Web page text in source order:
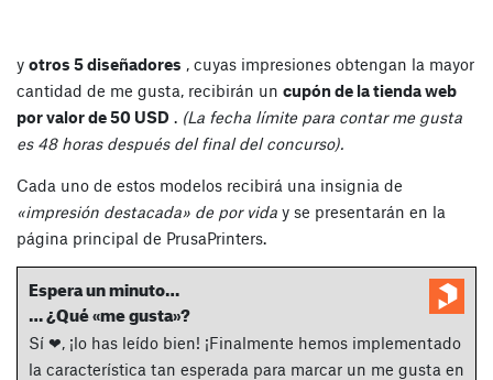
y otros 5 diseñadores , cuyas impresiones obtengan la mayor
cantidad de me gusta, recibirán un cupón de la tienda web
por valor de 50 USD . (La fecha límite para contar me gusta
es 48 horas después del final del concurso).
Cada uno de estos modelos recibirá una insignia de
«impresión destacada» de por vida y se presentarán en la
página principal de PrusaPrinters.
Espera un minuto…
… ¿Qué «me gusta»?
Sí ❤, ¡lo has leído bien! ¡Finalmente hemos implementado
la característica tan esperada para marcar un me gusta en